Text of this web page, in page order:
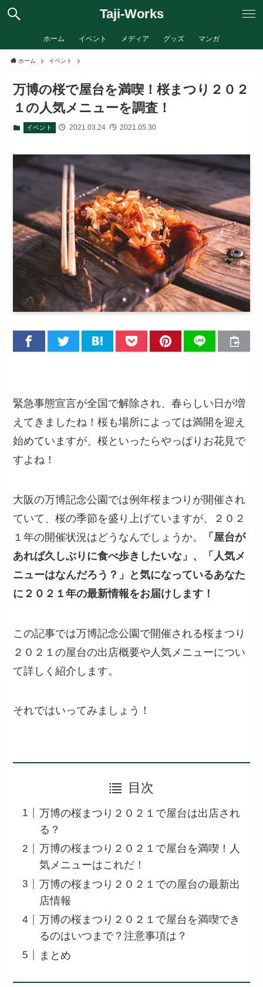
Taji-Works
ホーム イベント メディア グッズ マンガ
ホーム イベント
万博の桜で屋台を満喫！桜まつり２０２
１の人気メニューを調査！
イベント 2021.03.24 2021.05.30
緊急事態宣言が全国で解除され、春らしい日が増
えてきましたね！桜も場所によっては満開を迎え
始めていますが、桜といったらやっぱりお花見で
すよね！
大阪の万博記念公園では例年桜まつりが開催され
ていて、桜の季節を盛り上げていますが、２０２
１年の開催状況はどうなんでしょうか。
「屋台が
あれば久しぶりに食べ歩きしたいな」、「人気メ
ニューはなんだろう？」と気になっているあなた
に２０２１年の最新情報をお届けします！
この記事では万博記念公園で開催される桜まつり
２０２１の屋台の出店概要や人気メニューについ
て詳しく紹介します。
それではいってみましょう！
目次
万博の桜まつり２０２１で屋台は出店され
る？
万博の桜まつり２０２１で屋台を満喫！人
気メニューはこれだ！
万博の桜まつり２０２１での屋台の最新出
店情報
万博の桜まつり２０２１で屋台を満喫でき
るのはいつまで？注意事項は？
まとめ